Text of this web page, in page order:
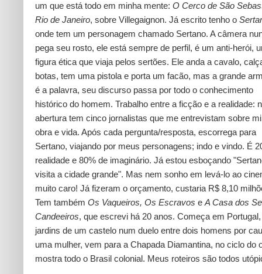
um que está todo em minha mente: O Cerco de São
Rio de Janeiro, sobre Villegaignon. Já escrito tenho o
onde tem um personagem chamado Sertano. A câmera
pega seu rosto, ele está sempre de perfil, é um anti-herói,
figura ética que viaja pelos sertões. Ele anda a cavalo,
botas, tem uma pistola e porta um facão, mas a grande
é a palavra, seu discurso passa por todo o conhecimento
histórico do homem. Trabalho entre a ficção e a realidade:
abertura tem cinco jornalistas que me entrevistam sobre
obra e vida. Após cada pergunta/resposta, escorrega para
Sertano, viajando por meus personagens; indo e vindo. É
realidade e 80% de imaginário. Já estou esboçando
visita a cidade grande". Mas nem sonho em levá-lo ao
muito caro! Já fizeram o orçamento, custaria R$ 8,10
Tem também Os Vaqueiros, Os Escravos e A Casa dos
Candeeiros, que escrevi há 20 anos. Começa em
jardins de um castelo num duelo entre dois homens por
uma mulher, vem para a Chapada Diamantina, no ciclo do
mostra todo o Brasil colonial. Meus roteiros são todos